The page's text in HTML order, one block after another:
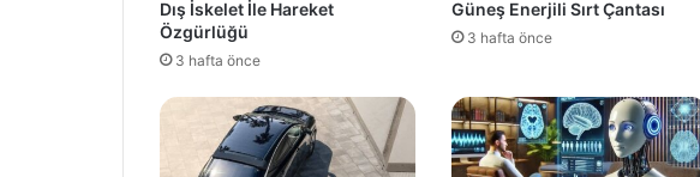
Dış İskelet İle Hareket
Özgürlüğü
3 hafta önce
Güneş Enerjili Sırt Çantası
3 hafta önce